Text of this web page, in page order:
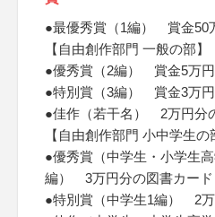
●最優秀賞（1編） 賞金50
【自由創作部門 一般の部】
●優秀賞（2編） 賞金5万円
●特別賞（3編） 賞金3万円
●佳作（若干名） 2万円分
【自由創作部門 小中学生の
●優秀賞（中学生・小学生
編） 3万円分の図書カード
●特別賞（中学生1編） 2